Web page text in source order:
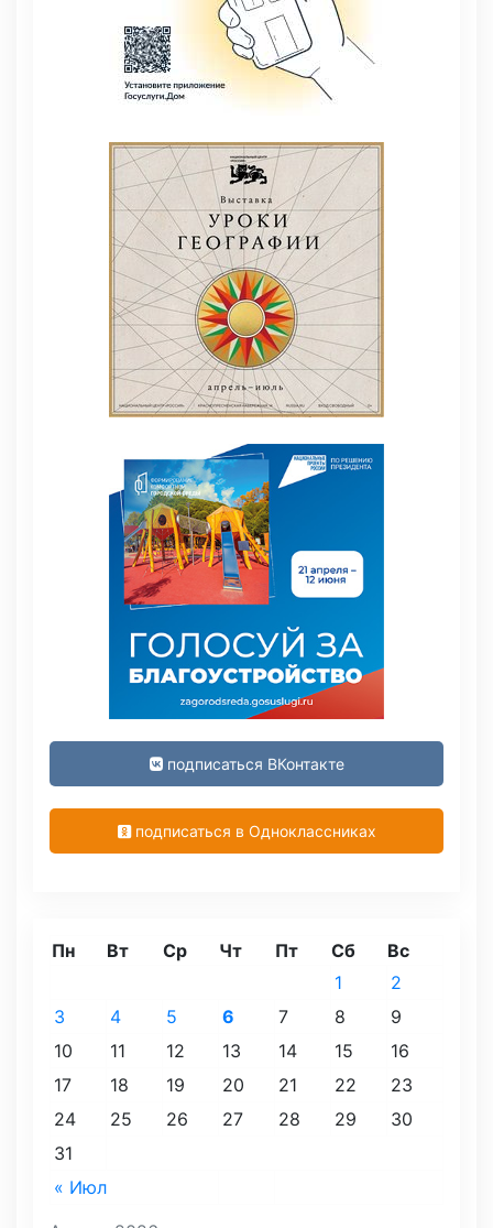
подписаться ВКонтакте
подписаться в Одноклассниках
Пн Вт Ср Чт Пт Сб Вс
« Июл
1
2
3
4 5 6 7 8
9
10
11 12 13 14 15
16
17
18 19 20 21 22
23
24
25 26 27 28 29
30
31